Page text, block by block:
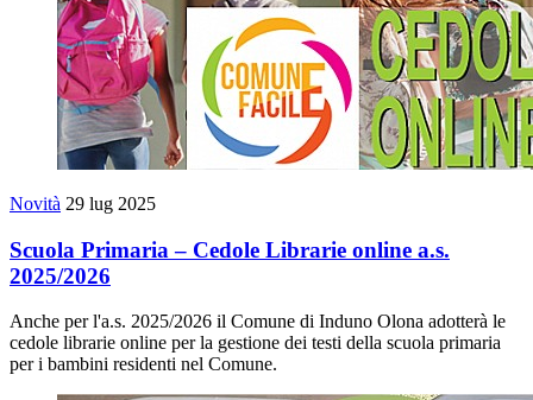
Novità 29 lug 2025
Scuola Primaria – Cedole Librarie online a.s.
2025/2026
Anche per l'a.s. 2025/2026 il Comune di Induno Olona adotterà le
cedole librarie online per la gestione dei testi della scuola primaria
per i bambini residenti nel Comune.